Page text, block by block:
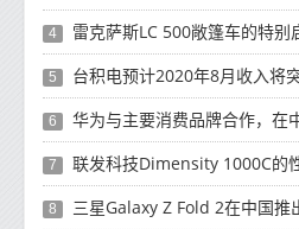
4 雷克萨斯LC 500敞篷车的特别
5 台积电预计2020年8月收入将
6 华为与主要消费品牌合作，在中国推出采
7 联发科技Dimensity 1000C的性
8 三星Galaxy Z Fold 2在中国推